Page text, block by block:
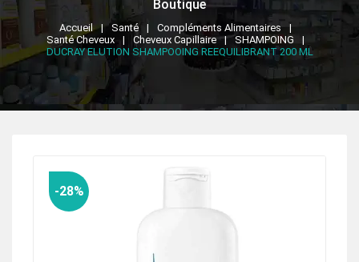
Boutique
Accueil Santé
Compléments Alimentaires
Santé Cheveux
Cheveux Capillaire
SHAMPOING
DUCRAY ELUTION SHAMPOOING REEQUILIBRANT 200 ML
-28%